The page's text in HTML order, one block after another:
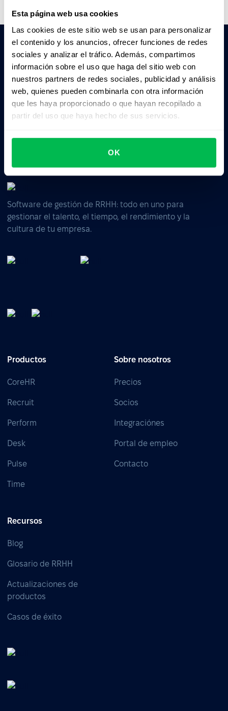
Esta página web usa cookies
Las cookies de este sitio web se usan para personalizar
el contenido y los anuncios, ofrecer funciones de redes
sociales y analizar el tráfico. Además, compartimos
información sobre el uso que haga del sitio web con
nuestros partners de redes sociales, publicidad y análisis
web, quienes pueden combinarla con otra información
que les haya proporcionado o que hayan recopilado a
partir del uso que haya hecho de sus servicios.
OK
Pedile a la IA un resumen de PeopleForce:
Claude
Business driven. People focused.
Software de gestión de RRHH: todo en uno para
gestionar el talento, el tiempo, el rendimiento y la
cultura de tu empresa.
Productos
CoreHR
Recruit
Perform
Desk
Pulse
Time
Sobre nosotros
Precios
Socios
Integraciónes
Portal de empleo
Contacto
Recursos
Blog
Glosario de RRHH
Actualizaciones de
productos
Casos de éxito